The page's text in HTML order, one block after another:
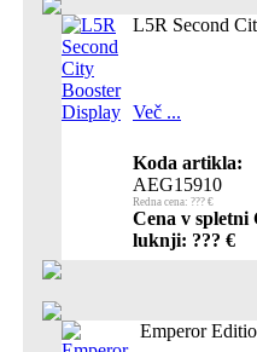
L5R Second
Več ...
Koda artikla:
AEG15910
Redna cena: ??? €
Cena v spletni
luknji: ??? €
Emperor